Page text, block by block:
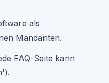
als
Mandanten.
FAQ-Seite kann